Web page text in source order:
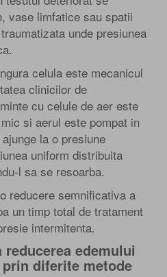
vase limfatice sau spatii
unde presiunea
celula este mecanicul
clinicilor de
cu celule de aer este
si aerul este pompat in
la o presiune
uniform distribuita
l sa se resoarba.
reducere semnificativa a
un timp total de tratament
intermitenta.
edemului
diferite metode